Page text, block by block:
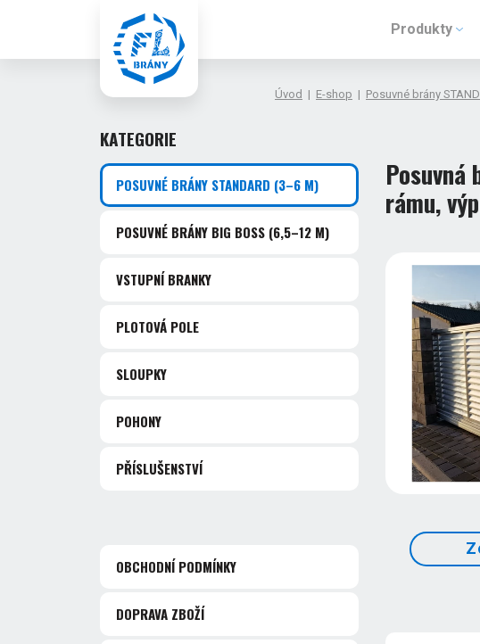
Produkty
Úvod | E-shop | Posuvné brány
KATEGORIE
POSUVNÉ BRÁNY STANDARD (3–6 M)
POSUVNÉ BRÁNY BIG BOSS (6,5–12 M)
VSTUPNÍ BRANKY
PLOTOVÁ POLE
SLOUPKY
POHONY
PŘÍSLUŠENSTVÍ
OBCHODNÍ PODMÍNKY
DOPRAVA ZBOŽÍ
Posuvná
rámu,